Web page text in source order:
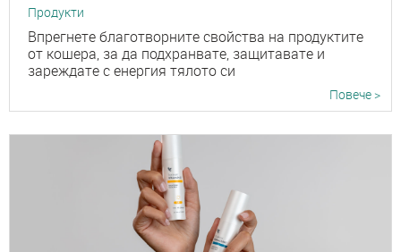
Продукти
Впрегнете благотворните свойства на продуктите
от кошера, за да подхранвате, защитавате и
зареждате с енергия тялото си
Повече >